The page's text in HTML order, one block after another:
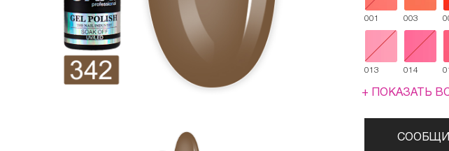
001 003
013 014
+ ПОКАЗАТЬ